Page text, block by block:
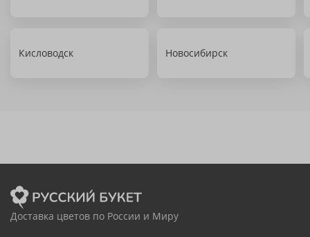
Кисловодск Новосибирск
Доставка цветов по России и Миру